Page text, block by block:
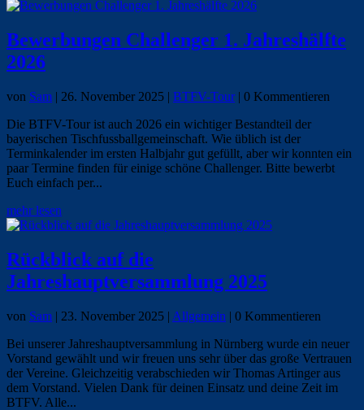
Bewerbungen Challenger 1. Jahreshälfte
2026
von Sam | 26. November 2025 | BTFV-Tour| 0 Kommentieren
Die BTFV-Tour ist auch 2026 ein wichtiger Bestandteil der
bayerischen Tischfussballgemeinschaft. Wie üblich ist der
Terminkalender im ersten Halbjahr gut gefüllt, aber wir konnten ein
paar Termine finden für einige schöne Challenger. Bitte bewerbt
Euch einfach per...
mehr lesen
Rückblick auf die
Jahreshauptversammlung 2025
von Sam | 23. November 2025 | Allgemein | 0 Kommentieren
Bei unserer Jahreshauptversammlung in Nürnberg wurde ein neuer
Vorstand gewählt und wir freuen uns sehr über das große Vertrauen
der Vereine. Gleichzeitig verabschieden wir Thomas Artinger aus
dem Vorstand. Vielen Dank für deinen Einsatz und deine Zeit im
BTFV. Alle...